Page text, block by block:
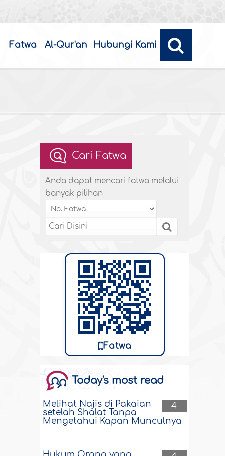
Fatwa Al-Qur'an Hubungi Kami
Cari Fatwa
Anda dapat mencari fatwa melalui
banyak pilihan
Fatwa
Today's most read
4
Melihat Najis di Pakaian
setelah Shalat Tanpa
Mengetahui Kapan Munculnya